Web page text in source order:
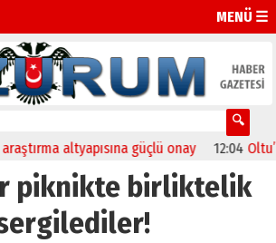
MENÜ ☰
altyapısına güçlü onay 12:04 Oltu’da
piknikte birliktelik